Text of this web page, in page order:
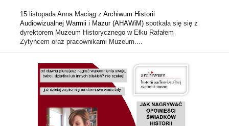
15 listopada Anna Maciąg z Archiwum Historii
Audiowizualnej Warmii i Mazur (AHAWiM) spotkała się się z
dyrektorem Muzeum Historycznego w Ełku Rafałem
Żytyńcem oraz pracownikami Muzeum....